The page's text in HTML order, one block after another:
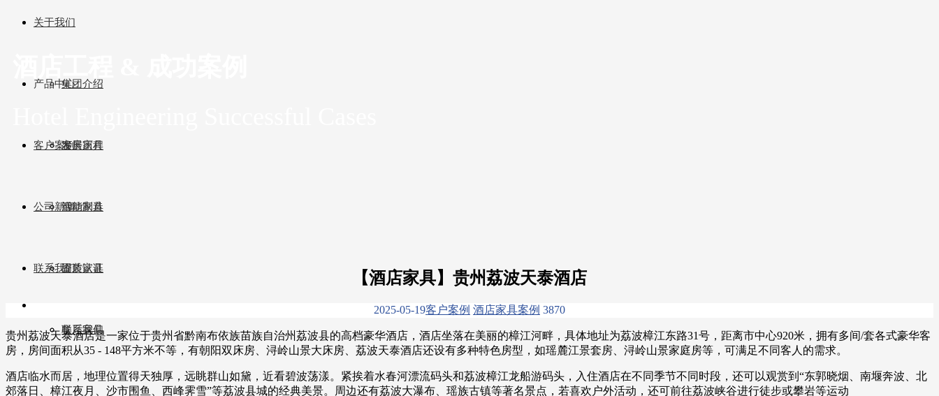
关于我们
集团介绍
发展历程
智能制造
资质认证
联系我们
产品中心
客房家具
活动家具
固装家具
餐厅家具
客户案例
公司新闻
联系我们
【酒店家具】贵州荔波天泰酒店
2025-05-19客户案例 酒店家具案例 3870
贵州荔波天泰酒店是一家位于贵州省黔南布依族苗族自治州荔波县的高档豪华酒店，酒店坐落在美丽的樟江河畔，具体地址为荔波樟江东路31号，距离市中心920米，拥有多间/套各式豪华客
房，房间面积从35 - 148平方米不等，有朝阳双床房、浔岭山景大床房、荔波天泰酒店还设有多种特色房型，如瑶麓江景套房、浔岭山景家庭房等，可满足不同客人的需求。
酒店临水而居，地理位置得天独厚，远眺群山如黛，近看碧波荡漾。紧挨着水春河漂流码头和荔波樟江龙船游码头，入住酒店在不同季节不同时段，还可以观赏到“东郭晓烟、南堰奔波、北
郊落日、樟江夜月、沙市围鱼、西峰霁雪”等荔波县城的经典美景。周边还有荔波大瀑布、瑶族古镇等著名景点，若喜欢户外活动，还可前往荔波峡谷进行徒步或攀岩等运动